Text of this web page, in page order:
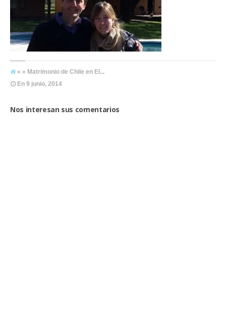
» » Matrimonio de Chile en El...
En 9 junio, 2014
Nos interesan sus comentarios